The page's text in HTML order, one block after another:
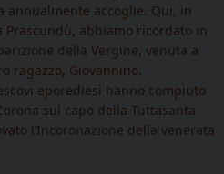
accoglie. Qui, in
Prascundù, abbiamo ricordato in
della Vergine, venuta a
ragazzo, Giovannino.
eporediesi hanno compiuto
sul capo della Tuttasanta
l’Incoronazione della venerata